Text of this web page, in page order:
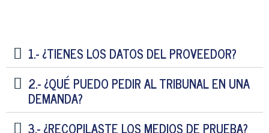
1.- ¿TIENES LOS DATOS DEL PROVEEDOR?
2.- ¿QUÉ PUEDO PEDIR AL TRIBUNAL EN UNA
DEMANDA?
3.- ¿RECOPILASTE LOS MEDIOS DE PRUEBA?